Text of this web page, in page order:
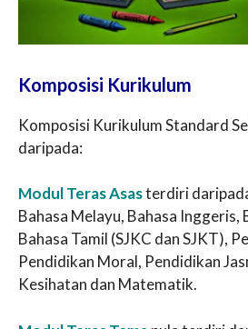
Komposisi Kurikulum
Komposisi Kurikulum Standard
daripada:
Modul Teras Asasterdiri
Bahasa Melayu, Bahasa Inggeris,
Bahasa Tamil (SJKC dan SJKT),
Pendidikan Moral, Pendidikan
Kesihatan dan Matematik.